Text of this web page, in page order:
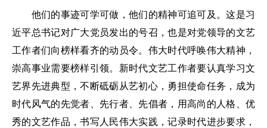
他们的事迹可学可做，他们的精神可追可及。这是习
近平总书记对广大党员发出的号召，也是对党领导的文艺
工作者们向榜样看齐的动员令。伟大时代呼唤伟大精神，
崇高事业需要榜样引领。新时代文艺工作者要认真学习文
艺界先进典型，不断砥砺从艺初心，勇担使命任务，成为
时代风气的先觉者、先行者、先倡者，用高尚的人格、优
秀的文艺作品，书写人民伟大实践，记录时代进步要求，